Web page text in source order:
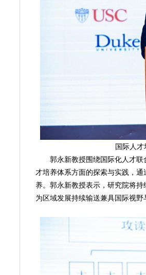
国际人
郭永新教授围绕国际化人才
才培养体系方面的探索与实践，
养。郭永新教授表示，研究院将
为区域发展持续输送兼具国际视野